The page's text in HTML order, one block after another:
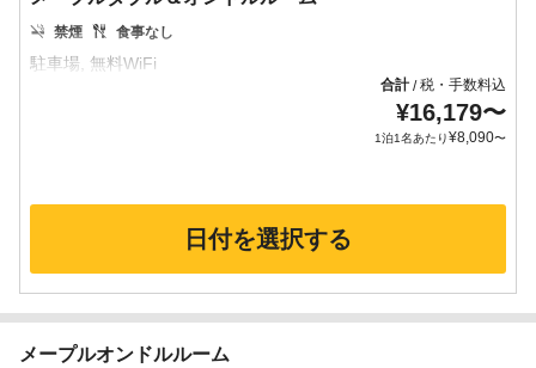
禁煙 食事なし
合計/税・手数料込
¥16,179〜
1泊1名あたり¥8,090〜
日付を選択する
メープルオンドルルーム